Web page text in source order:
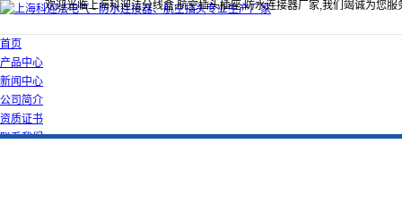
欢迎光临上海科迎法分线盒,航空插头插座,防水连接器厂家,我们竭诚为您服
首页
产品中心
新闻中心
公司简介
资质证书
联系我们